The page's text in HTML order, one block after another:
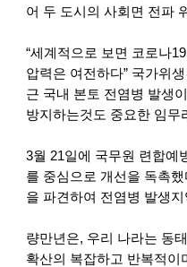
어 두 도시의 사회면 전파
“세계적으로 보면 코로나
압력은 여전하다” 국가위
근 국내 본토 전염병 발생
방지하는것도 중요한 임무
3월 21일에 국무원 련합예
를 중심으로 개선을 독촉
을 파견하여 전염병 발생
량만년은, 우리 나라는 동
확산의 복잡하고 반복적이